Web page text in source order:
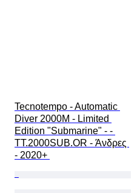
Tecnotempo - Automatic
Diver 2000M - Limited
Edition "Submarine" - -
TT.2000SUB.OR - Άνδρες
- 2020+